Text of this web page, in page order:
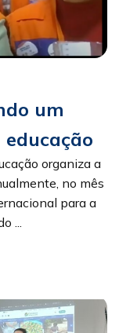
um
organiza a
no mês
para a
...